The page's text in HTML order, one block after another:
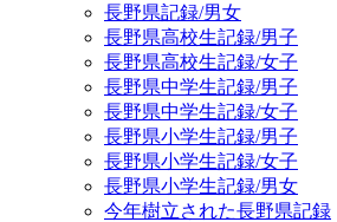
長野県記録/男女
長野県高校生記録/男子
長野県高校生記録/女子
長野県中学生記録/男子
長野県中学生記録/女子
長野県小学生記録/男子
長野県小学生記録/女子
長野県小学生記録/男女
今年樹立された長野県記録